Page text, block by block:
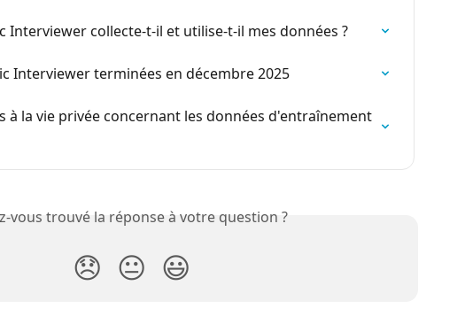
Interviewer collecte-t-il et utilise-t-il mes données ?
Interviewer terminées en décembre 2025
à la vie privée concernant les données d'entraînement
vous trouvé la réponse à votre question ?
😞 😐 😃